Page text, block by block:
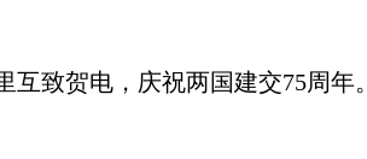
致贺电，庆祝两国建交75周年。